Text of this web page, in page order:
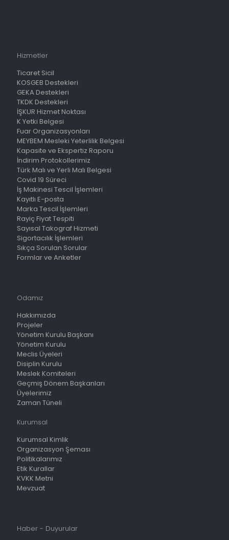
Hizmetler
Ticaret Sicil
KOSGEB Destekleri
GEKA Destekleri
TKDK Destekleri
İŞKUR Hizmet Noktası
K Yetki Belgesi
Fuar Organizasyonları
MEYBEM Mesleki Yeterlilik Belgesi
Kapasite ve Ekspertiz Raporu
İndirim Protokollerimiz
Türk Malı ve Yerli Malı Belgesi
Covid 19 Süreci
İş Makinesi Tescil İşlemleri
Kayıtlı E-posta
Marka Tescil İşlemleri
Rayiç Fiyat Tespiti
Sayısal Takograf Hizmeti
Sigortacılık İşlemleri
Sıkça Sorulan Sorular
Formlar ve Anketler
Odamız
Hakkımızda
Projeler
Yönetim Kurulu Başkanı
Yönetim Kurulu
Meclis Üyeleri
Disiplin Kurulu
Meslek Komiteleri
Geçmiş Dönem Başkanları
Üyelerimiz
Zaman Tüneli
Kurumsal
Kurumsal Kimlik
Organizasyon Şeması
Politikalarımız
Etik Kurallar
KVKK Metni
Mevzuat
Haber - Duyurular